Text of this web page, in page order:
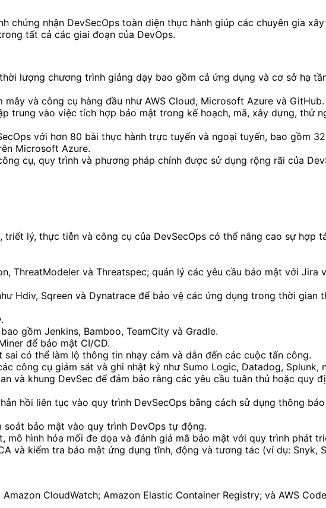
chứng nhận DevSecOps toàn diện thực hành giúp các chuyên gia
tất cả các giai đoạn của DevOps.
lượng chương trình giảng dạy bao gồm cả ứng dụng và cơ sở hạ
và công cụ hàng đầu như AWS Cloud, Microsoft Azure và GitHub.
trung vào việc tích hợp bảo mật trong kế hoạch, mã, xây dựng, thử
với hơn 80 bài thực hành trực tuyến và ngoại tuyến, bao gồm
Microsoft Azure.
cụ, quy trình và phương pháp chính được sử dụng rộng rãi của
lý, thực tiễn và công cụ của DevSecOps có thể nâng cao sự hợp
ThreatModeler và Threatspec; quản lý các yêu cầu bảo mật với Jira
Hdiv, Sqreen và Dynatrace để bảo vệ các ứng dụng trong thời gian
gồm Jenkins, Bamboo, TeamCity và Gradle.
để bảo mật CI/CD.
có thể làm lộ thông tin nhạy cảm và dẫn đến các cuộc tấn công.
công cụ giám sát và ghi nhật ký như Sumo Logic, Datadog, Splunk,
và khung DevSec để đảm bảo rằng các yêu cầu tuân thủ hoặc quy
hồi liên tục vào quy trình DevSecOps bằng cách sử dụng thông
bảo mật vào quy trình DevOps tự động.
hình hóa mối đe dọa và đánh giá mã bảo mật với quy trình phát
và kiểm tra bảo mật ứng dụng tĩnh, động và tương tác (ví dụ: Snyk,
CloudWatch; Amazon Elastic Container Registry; và AWS